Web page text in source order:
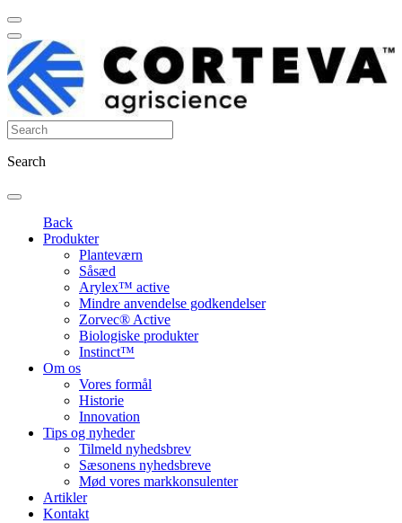
Search
Back
Produkter
Planteværn
Såsæd
Arylex™ active
Mindre anvendelse godkendelser
Zorvec® Active
Biologiske produkter
Instinct™
Om os
Vores formål
Historie
Innovation
Tips og nyheder
Tilmeld nyhedsbrev
Sæsonens nyhedsbreve
Mød vores markkonsulenter
Artikler
Kontakt